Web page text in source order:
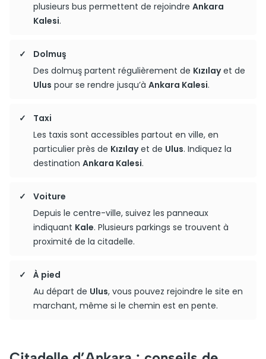
plusieurs bus permettent de rejoindre Ankara
Kalesi.
Dolmuş
Des dolmuş partent régulièrement de Kızılayet de
Ulus pour se rendre jusqu’à Ankara Kalesi.
Taxi
Les taxis sont accessibles partout en ville, en
particulier près de Kızılayet de Ulus. Indiquez la
destination Ankara Kalesi.
Voiture
Depuis le centre-ville, suivez les panneaux
indiquant Kale. Plusieurs parkings se trouvent à
proximité de la citadelle.
À pied
Au départ de Ulus, vous pouvez rejoindre le site en
marchant, même si le chemin est en pente.